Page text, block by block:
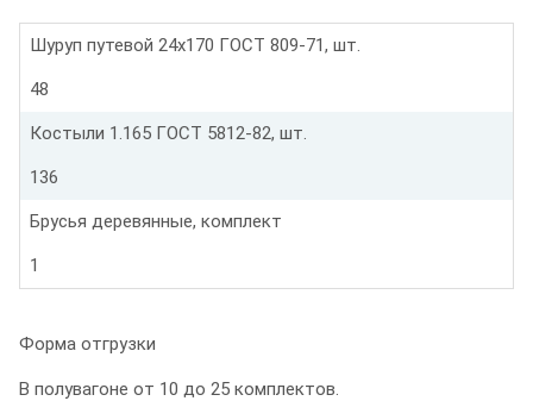
Шуруп путевой 24х170 ГОСТ 809-71, шт.
48
Костыли 1.165 ГОСТ 5812-82, шт.
136
Брусья деревянные, комплект
1
Форма отгрузки
В полувагоне от 10 до 25 комплектов.